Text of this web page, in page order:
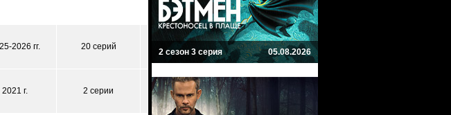
2026 гг. 20 серий
2021 г. 2 серии
2 сезон 3 серия 05.08.2026